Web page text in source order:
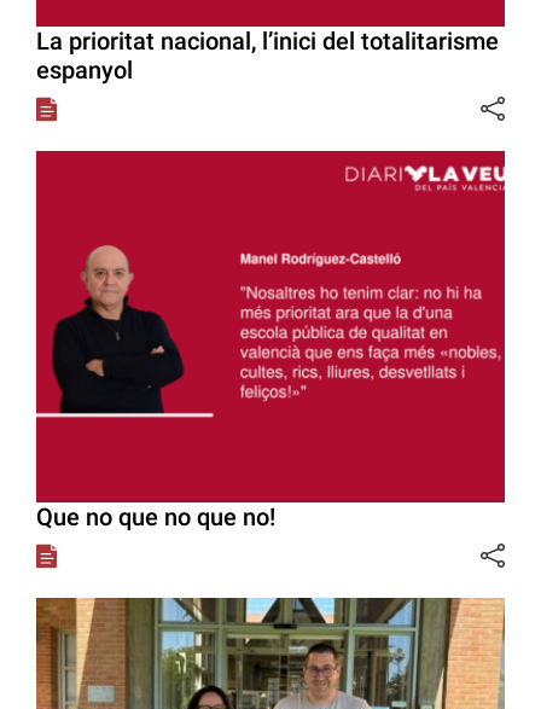
La prioritat nacional, l’inici del totalitarisme
espanyol
Que no que no que no!